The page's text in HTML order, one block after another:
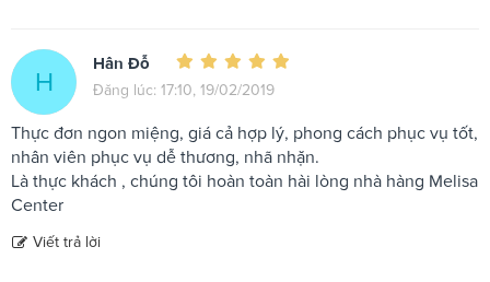
H
Hân Đỗ
Đăng lúc: 17:10, 19/02/2019
Thực đơn ngon miệng, giá cả hợp lý, phong cách phục vụ tốt,
nhân viên phục vụ dễ thương, nhã nhặn.
Là thực khách , chúng tôi hoàn toàn hài lòng nhà hàng Melisa
Center
Viết trả lời